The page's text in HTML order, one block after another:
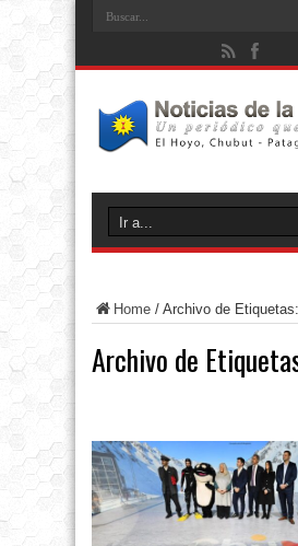
Home / Archivo de
Archivo de